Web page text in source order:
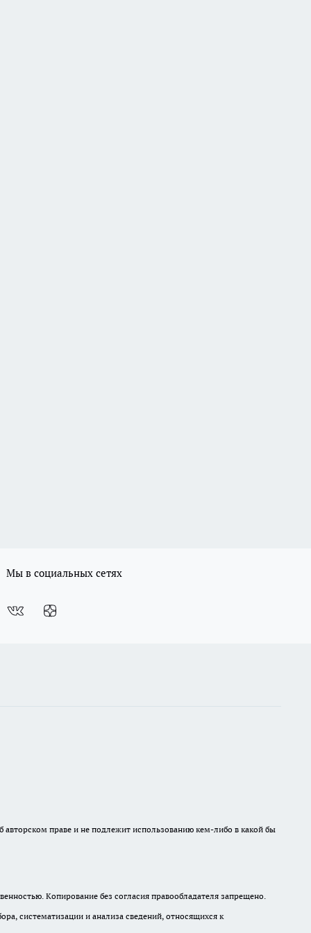
Мы в социальных сетях
авторском праве и не подлежит использованию кем-либо в какой бы
Копирование без согласия правообладателя запрещено.
систематизации и анализа сведений, относящихся к